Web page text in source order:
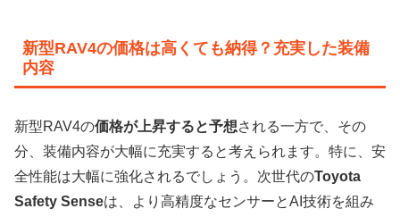
新型RAV4の価格は高くても納得？充実した装備
内容
新型RAV4の価格が上昇すると予想される一方で、その
分、装備内容が大幅に充実すると考えられます。特に、安
全性能は大幅に強化されるでしょう。次世代のToyota
Safety Senseは、より高精度なセンサーとAI技術を組み